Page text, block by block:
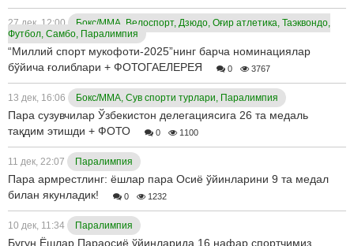
27 дек, 12:00
Бокс/ММА, Велоспорт, Дзюдо, Оғир атлетика, Таэквондо,
Футбол, Самбо, Паралимпия
“Миллий спорт мукофоти-2025”нинг барча номинациялар
бўйича ғолиблари + ФОТОГАЕЛЕРЕЯ
0 3767
13 дек, 16:06 Бокс/ММА, Сув спорти турлари, Паралимпия
Пара сузувчилар Ўзбекистон делегациясига 26 та медаль
тақдим этишди + ФОТО
0 1100
11 дек, 22:07 Паралимпия
Пара армрестлинг: ёшлар пара Осиё ўйинларини 9 та медал
билан якунладик!
0 1232
10 дек, 11:34 Паралимпия
Бугун Ёшлар Параосиё ўйинларида 16 нафар спортчимиз